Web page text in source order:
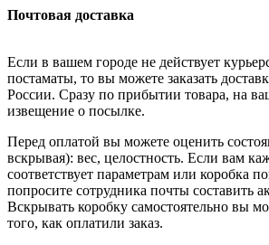
Почтовая доставка
Если в вашем городе не действует
постаматы, то вы можете заказать
России. Сразу по прибытии товара, на
извещение о посылке.
Перед оплатой вы можете оценить
вскрывая): вес, целостность. Если вам
соответствует параметрам или коробка
попросите сотрудника почты составить
Вскрывать коробку самостоятельно вы
того, как оплатили заказ.